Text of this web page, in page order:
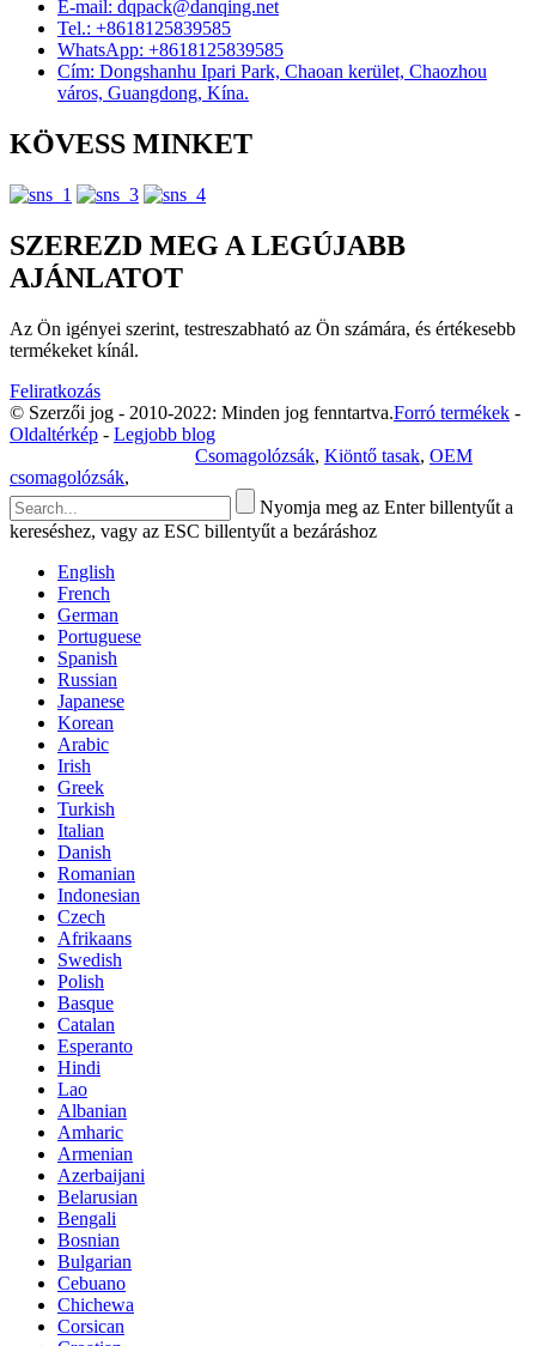
E-mail: dqpack@danqing.net
Tel.: +8618125839585
WhatsApp: +8618125839585
Cím: Dongshanhu Ipari Park, Chaoan kerület, Chaozhou
város, Guangdong, Kína.
KÖVESS MINKET
SZEREZD MEG A LEGÚJABB
AJÁNLATOT
Az Ön igényei szerint, testreszabható az Ön számára, és értékesebb
termékeket kínál.
Feliratkozás
© Szerzői jog - 2010-2022: Minden jog fenntartva.Forró termékek -
Oldaltérkép - Legjobb blog
Csomagolózsák, Kiöntő tasak, OEM
csomagolózsák,
Nyomja meg az Enter billentyűt a
kereséshez, vagy az ESC billentyűt a bezáráshoz
English
French
German
Portuguese
Spanish
Russian
Japanese
Korean
Arabic
Irish
Greek
Turkish
Italian
Danish
Romanian
Indonesian
Czech
Afrikaans
Swedish
Polish
Basque
Catalan
Esperanto
Hindi
Lao
Albanian
Amharic
Armenian
Azerbaijani
Belarusian
Bengali
Bosnian
Bulgarian
Cebuano
Chichewa
Corsican